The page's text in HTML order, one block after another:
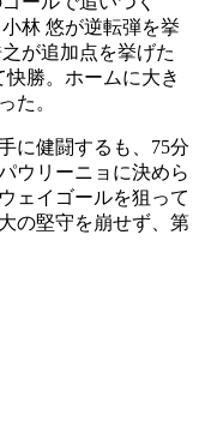
林 悠が逆転弾を挙
が追加点を挙げた
勝。ホームに大き
た。
に健闘するも、75分
ウリーニョに決めら
ェイゴールを狙って
の堅守を崩せず、第